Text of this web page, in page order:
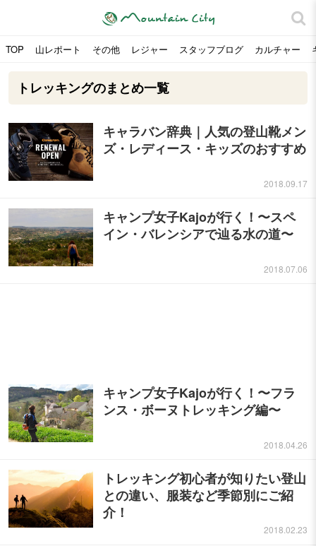
TOP 山レポート その他 レジャー スタッフブログ カルチャー
トレッキングのまとめ一覧
キャラバン辞典｜人気の登山靴メン
ズ・レディース・キッズのおすすめ
2018.09.17
キャンプ女子Kajoが行く！〜スペ
イン・バレンシアで辿る水の道〜
2018.07.06
キャンプ女子Kajoが行く！〜フラ
ンス・ボーヌトレッキング編〜
2018.04.26
トレッキング初心者が知りたい登山
との違い、服装など季節別にご紹
介！
2018.02.23